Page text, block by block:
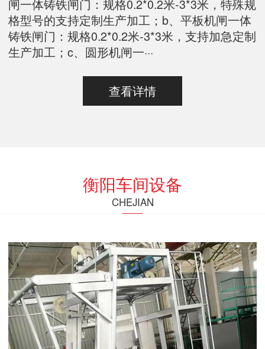
闸一体铸铁闸门：规格0.2*0.2米-3*3米，特殊规
格型号的支持定制生产加工；b、平板机闸一体
铸铁闸门：规格0.2*0.2米-3*3米，支持加急定制
生产加工；c、圆形机闸一···
查看详情
衡阳车间设备
CHEJIAN